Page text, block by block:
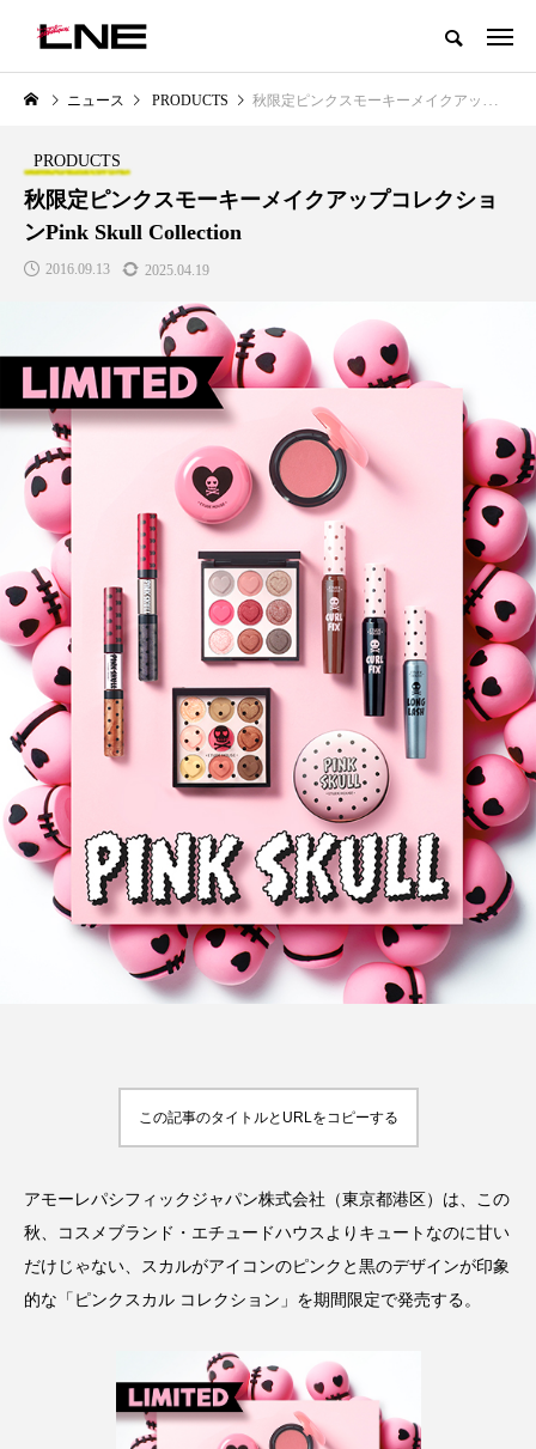
グローバルビューティ＆ヘルスケアビジネス誌
LIFESTYLE
SNSの「加工顔」と美容医療｜AI
がもたらす可能性とこれから
2026.07.13
BUSINESS
GWI調査から読み解く2030年の
都市型スパ――身近なウェルネ
の次世代モデル
2026.08.06
FEATURED 注目の企画
TAG LIST タグ一覧
AI B2B BeautyTech ChatGPT
Gemini Instagram SaaS SNS
アスタキサンチン
アンチエイジング アンチソリチュード
インタビュー インナービューティー 冷え
インナービューティーアワード2025受賞商品
ウェアラブルデバイス ウェルネス
エクソソーム オーガニック
カウンセラー カウンセリング
ニュース PRODUCTS 秋限定ピンクスモーキーメイクアップコレクションPink Skull Collection
PRODUCTS
秋限定ピンクスモーキーメイクアップコレクショ
ンPink Skull Collection
2016.09.13 2025.04.19
この記事のタイトルとURLをコピーする
アモーレパシフィックジャパン株式会社（東京都港区）は、この
秋、コスメブランド・エチュードハウスよりキュートなのに甘い
だけじゃない、スカルがアイコンのピンクと黒のデザインが印象
的な「ピンクスカル コレクション」を期間限定で発売する。